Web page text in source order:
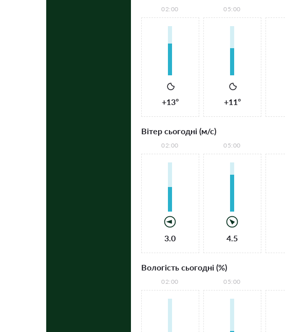
02:00
+13°
05:00
+11°
Вітер сьогодні (м/с)
02:00
3.0
05:00
4.5
Вологість сьогодні (%)
02:00 05:00